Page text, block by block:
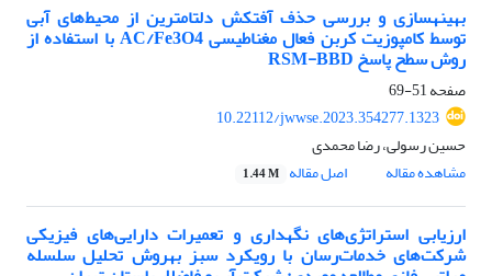
بهینه‎سازی و بررسی حذف آفت‎کش دلتامترین از محیط‌های آبی
توسط کامپوزیت کربن فعال مغناطیسی AC/Fe3O4 با استفاده از
روش سطح پاسخ RSM-BBD
صفحه51-69
10.22112/jwwse.2023.354277.1323
حسین رسولی، رضا محمدی
مشاهده مقاله
اصل مقاله 1.44 M
ارزیابی استراتژی‌های نگهداری و تعمیرات دارایی‌های فیزیکی
شرکت‌های خدمات‌رسان با رویکرد سبز به‎روش تحلیل سلسله